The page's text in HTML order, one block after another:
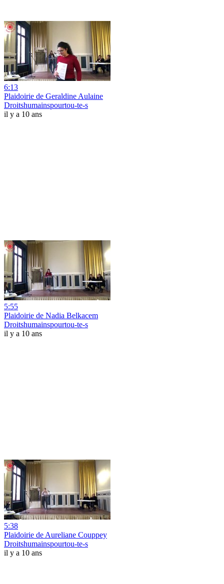
6:13
Plaidoirie de Geraldine Aulaine
Droitshumainspourtou-te-s
il y a 10 ans
5:55
Plaidoirie de Nadia Belkacem
Droitshumainspourtou-te-s
il y a 10 ans
5:38
Plaidoirie de Aureliane Couppey
Droitshumainspourtou-te-s
il y a 10 ans